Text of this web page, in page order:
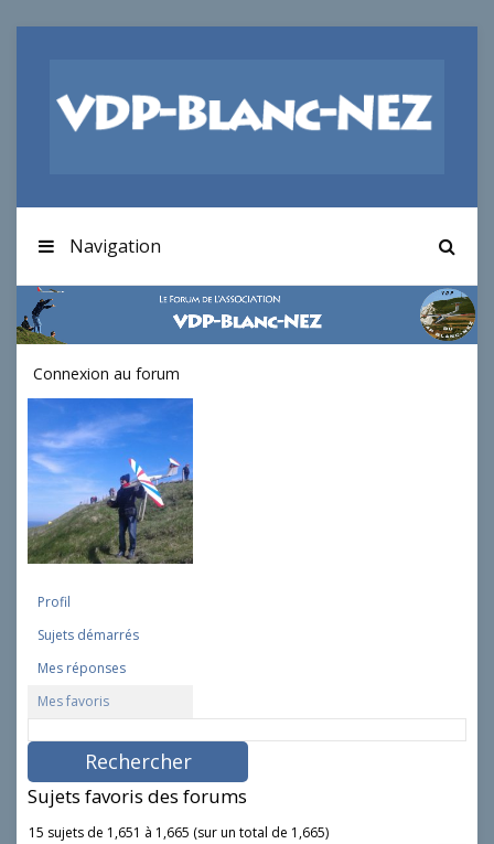
Navigation
Connexion au forum
Profil
Sujets démarrés
Mes réponses
Mes favoris
e
h
e
r
Sujets favoris des forums
15 sujets de 1,651 à 1,665 (sur un total de 1,665)